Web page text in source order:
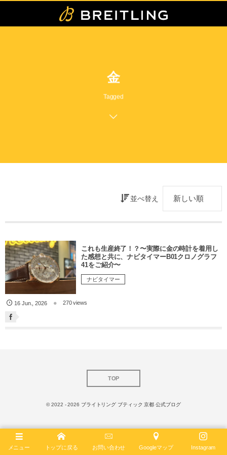
金
Tagged
並べ替え
これも生産終了！？〜実際に金の時計を着用し
た感想と共に、ナビタイマーB01クロノグラフ
41をご紹介〜
ナビタイマー
16 Jun. ,2026 270 views
TOP
© 2022 - 2026 ブライトリング ブティック 京都 公式ブログ
メニュー トップに戻る お問い合わせ Googleマップ Instagram